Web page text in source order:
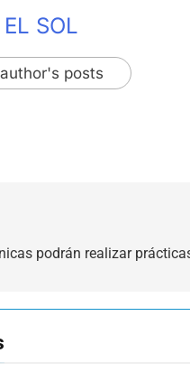
SOL
posts
podrán realizar